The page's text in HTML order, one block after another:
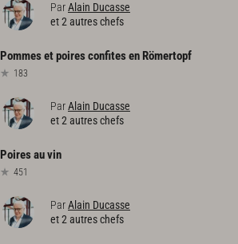
ParAlain Ducasse
et 2 autres chefs
Pommesetpoiresconfitesen Römertopf
183
ParAlain Ducasse
et 2 autres chefs
Poiresauvin
451
ParAlain Ducasse
et 2 autres chefs